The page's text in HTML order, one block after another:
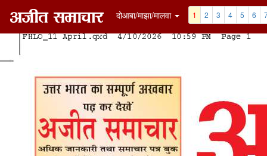
दोआबा/माझा/मालवा 1 2 3 4 5 6